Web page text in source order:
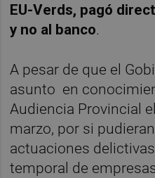
EU-Verds, pagó
y no al banco.
A pesar de que el
asunto en
Audiencia Provincial
marzo, por si
actuaciones
temporal de